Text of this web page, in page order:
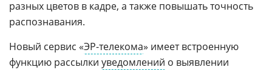
разных цветов в кадре, а также повышать точность
распознавания.
Новый сервис «ЭР-телекома» имеет встроенную
функцию рассылки уведомлений о выявлении